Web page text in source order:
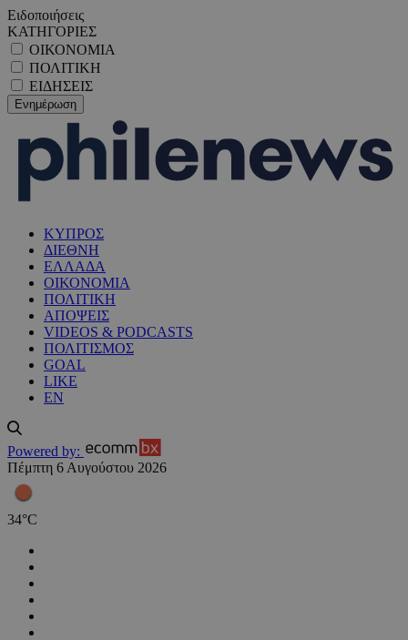
Ειδοποιήσεις
ΚΑΤΗΓΟΡΙΕΣ
ΟΙΚΟΝΟΜΙΑ
ΠΟΛΙΤΙΚΗ
ΕΙΔΗΣΕΙΣ
ΚΥΠΡΟΣ
ΔΙΕΘΝΗ
ΕΛΛΑΔΑ
ΟΙΚΟΝΟΜΙΑ
ΠΟΛΙΤΙΚΗ
ΑΠΟΨΕΙΣ
VIDEOS & PODCASTS
ΠΟΛΙΤΙΣΜΟΣ
GOAL
LIKE
EN
Powered by:
Πέμπτη 6 Αυγούστου 2026
34°C